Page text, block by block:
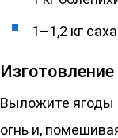
1–1,2 кг
Изготовление
Выложите ягоды
огнь и,